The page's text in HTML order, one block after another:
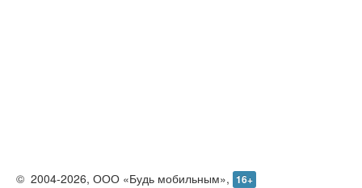
© 2004-2026, ООО «Будь мобильным», 16+